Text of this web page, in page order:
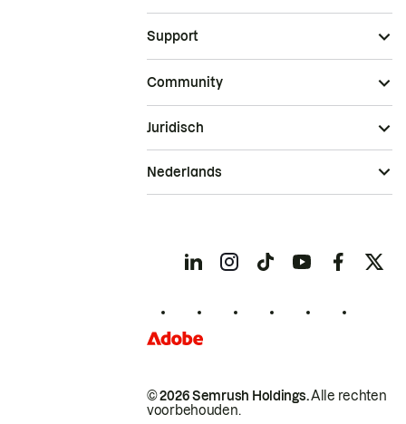
Support
Community
© 2026 Semrush Holdings.Alle rechten
voorbehouden.
Juridisch
Nederlands